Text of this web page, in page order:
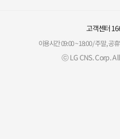
고객센터
이용시간 09:00 ~ 18:00 / 주말, 공
ⓒ LG CNS. Corp.